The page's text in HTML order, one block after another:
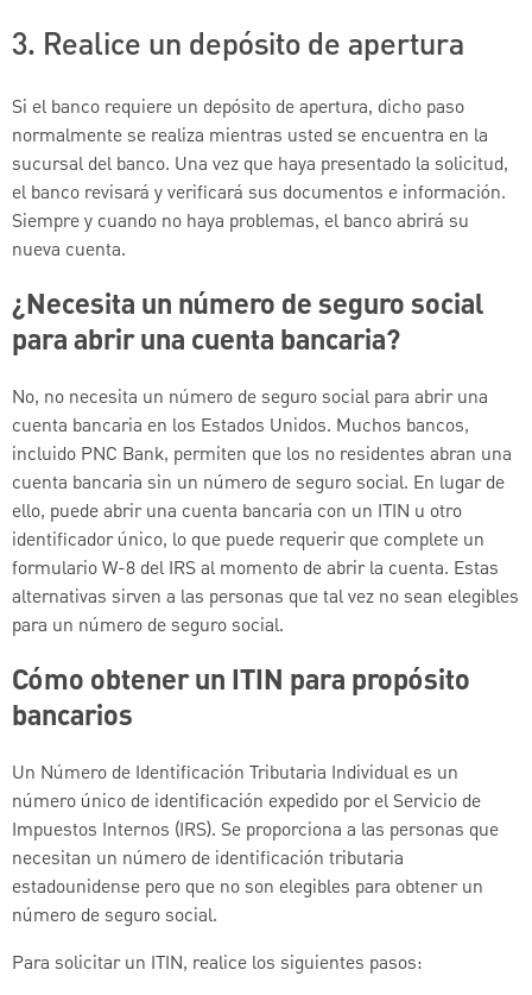
3. Realice un depósito de apertura
Si el banco requiere un depósito de apertura, dicho paso
normalmente se realiza mientras usted se encuentra en la
sucursal del banco. Una vez que haya presentado la solicitud,
el banco revisará y verificará sus documentos e información.
Siempre y cuando no haya problemas, el banco abrirá su
nueva cuenta.
¿Necesita un número de seguro social
para abrir una cuenta bancaria?
No, no necesita un número de seguro social para abrir una
cuenta bancaria en los Estados Unidos. Muchos bancos,
incluido PNC Bank, permiten que los no residentes abran una
cuenta bancaria sin un número de seguro social. En lugar de
ello, puede abrir una cuenta bancaria con un ITIN u otro
identificador único, lo que puede requerir que complete un
formulario W-8 del IRS al momento de abrir la cuenta. Estas
alternativas sirven a las personas que tal vez no sean elegibles
para un número de seguro social.
Cómo obtener un ITIN para propósito
bancarios
Un Número de Identificación Tributaria Individual es un
número único de identificación expedido por el Servicio de
Impuestos Internos (IRS). Se proporciona a las personas que
necesitan un número de identificación tributaria
estadounidense pero que no son elegibles para obtener un
número de seguro social.
Para solicitar un ITIN, realice los siguientes pasos: